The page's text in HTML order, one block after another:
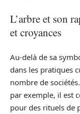
L’arbre et son
et croyances
Au-delà de sa
dans les pratiques
nombre de
par exemple, il est
pour des rituels de